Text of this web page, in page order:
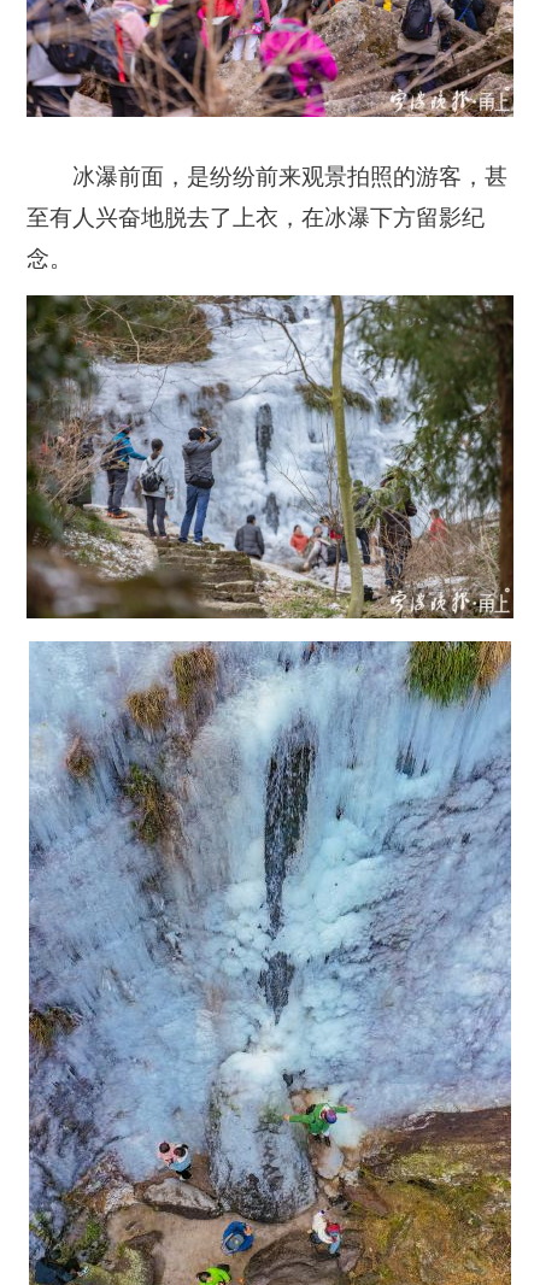
冰瀑前面，是纷纷前来观景拍照的游客，甚
至有人兴奋地脱去了上衣，在冰瀑下方留影纪
念。